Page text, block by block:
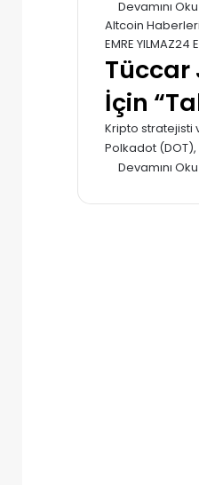
Devamını
Altcoin Haberleri
EMRE YILMAZ24
Tüccar
İçin
Kripto stratejisti
Polkadot
Devamını